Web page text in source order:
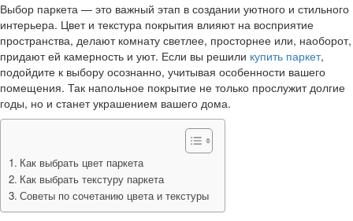
Выбор паркета — это важный этап в создании уютного и стильного
интерьера. Цвет и текстура покрытия влияют на восприятие
пространства, делают комнату светлее, просторнее или, наоборот,
придают ей камерность и уют. Если вы решили купить паркет,
подойдите к выбору осознанно, учитывая особенности вашего
помещения. Так напольное покрытие не только прослужит долгие
годы, но и станет украшением вашего дома.
Как выбрать цвет паркета
Как выбрать текстуру паркета
Советы по сочетанию цвета и текстуры